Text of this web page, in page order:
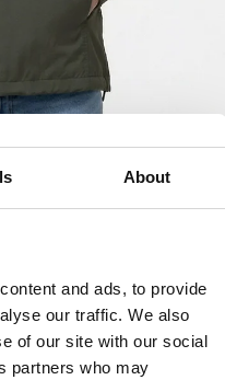
About
and ads, to provide
our traffic. We also
of our site with our social
partners who may